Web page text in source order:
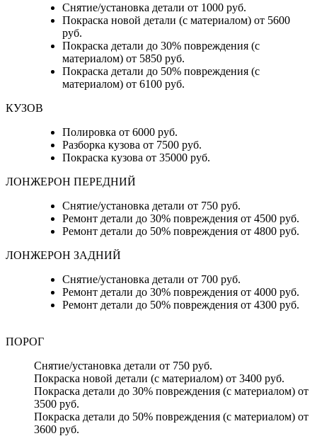
Снятие/установка детали от 1000 руб.
Покраска новой детали (с материалом) от 5600
руб.
Покраска детали до 30% повреждения (с
материалом) от 5850 руб.
Покраска детали до 50% повреждения (с
материалом) от 6100 руб.
КУЗОВ
Полировка от 6000 руб.
Разборка кузова от 7500 руб.
Покраска кузова от 35000 руб.
ЛОНЖЕРОН ПЕРЕДНИЙ
Снятие/установка детали от 750 руб.
Ремонт детали до 30% повреждения от 4500 руб.
Ремонт детали до 50% повреждения от 4800 руб.
ЛОНЖЕРОН ЗАДНИЙ
Снятие/установка детали от 700 руб.
Ремонт детали до 30% повреждения от 4000 руб.
Ремонт детали до 50% повреждения от 4300 руб.
ПОРОГ
Снятие/установка детали от 750 руб.
Покраска новой детали (с материалом) от 3400 руб.
Покраска детали до 30% повреждения (с материалом) от
3500 руб.
Покраска детали до 50% повреждения (с материалом) от
3600 руб.